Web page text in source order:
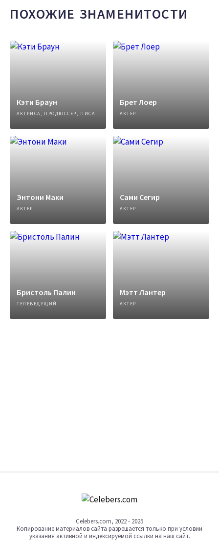
ПОХОЖИЕ ЗНАМЕНИТОСТИ
Кэти Браун
АКТРИСА, ПРОДЮССЕР, ПИСАТЕЛЬ
Брет Лоер
АКТЕР
Энтони Маки
АКТЕР
Сами Сегир
АКТЕР
Бристоль Палин
ТЕЛЕВЕДУЩИЙ
Мэтт Лантер
АКТЕР
Celebers.com, 2022 - 2025
Копирование материалов сайта разрешается только при условии
указания активной и индексируемой ссылки на наш сайт.